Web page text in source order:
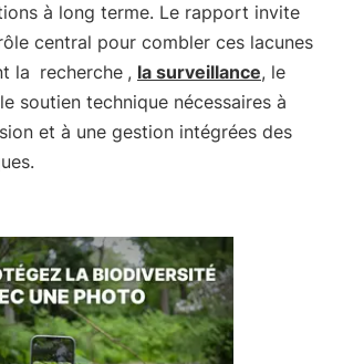
à long terme. Le rapport invite
central pour combler ces lacunes
la recherche , la surveillance, le
soutien technique nécessaires à
et à une gestion intégrées des